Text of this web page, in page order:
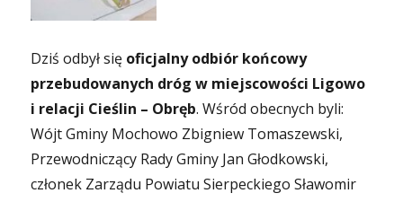
Dziś odbył się oficjalny odbiór końcowy
przebudowanych dróg w miejscowości Ligowo
i relacji Cieślin – Obręb. Wśród obecnych byli:
Wójt Gminy Mochowo Zbigniew Tomaszewski,
Przewodniczący Rady Gminy Jan Głodkowski,
członek Zarządu Powiatu Sierpeckiego Sławomir